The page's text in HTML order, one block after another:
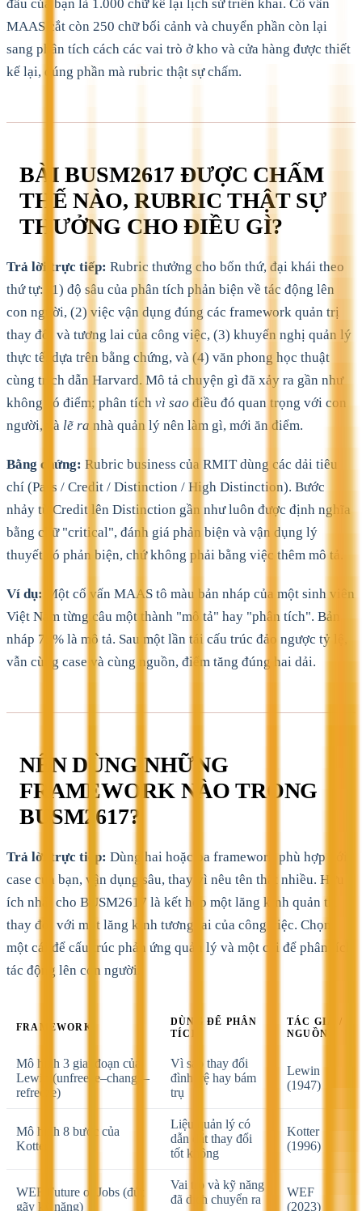
đầu của bạn là 1.000 chữ kể lại lịch sử triển khai. Cố vấn
MAAS cắt còn 250 chữ bối cảnh và chuyển phần còn lại
sang phân tích cách các vai trò ở kho và cửa hàng được thiết
kế lại, đúng phần mà rubric thật sự chấm.
BÀI BUSM2617 ĐƯỢC CHẤM
THẾ NÀO, RUBRIC THẬT SỰ
THƯỞNG CHO ĐIỀU GÌ?
Trả lời trực tiếp: Rubric thưởng cho bốn thứ, đại khái theo
thứ tự: (1) độ sâu của phân tích phản biện về tác động lên
con người, (2) việc vận dụng đúng các framework quản trị
thay đổi và tương lai của công việc, (3) khuyến nghị quản lý
thực tế, dựa trên bằng chứng, và (4) văn phong học thuật
cùng trích dẫn Harvard. Mô tả chuyện gì đã xảy ra gần như
không có điểm; phân tích vì sao điều đó quan trọng với con
người, và lẽ ra nhà quản lý nên làm gì, mới ăn điểm.
Bằng chứng: Rubric business của RMIT dùng các dải tiêu
chí (Pass / Credit / Distinction / High Distinction). Bước
nhảy từ Credit lên Distinction gần như luôn được định nghĩa
bằng chữ "critical", đánh giá phản biện và vận dụng lý
thuyết có phản biện, chứ không phải bằng việc thêm mô tả.
Ví dụ:
Một cố vấn MAAS tô màu bản nháp của một sinh viên
Việt Nam từng câu một thành "mô tả" hay "phân tích". Bản
nháp 75% là mô tả. Sau một lần tái cấu trúc đảo ngược tỷ lệ,
vẫn cùng case và cùng nguồn, điểm tăng đúng hai dải.
NÊN DÙNG NHỮNG
FRAMEWORK NÀO TRONG
BUSM2617?
Trả lời trực tiếp: Dùng hai hoặc ba framework phù hợp với
case của bạn, vận dụng sâu, thay vì nêu tên thật nhiều. Hữu
ích nhất cho BUSM2617 là kết hợp một lăng kính quản trị
thay đổi với một lăng kính tương lai của công việc. Chọn
một cái để cấu trúc phản ứng quản lý và một cái để phân tích
tác động lên con người.
FRAMEWORK
DÙNG ĐỂ PHÂN
TÍCH
TÁC GIẢ /
NGUỒN
Mô hình 3 giai đoạn của
Lewin (unfreeze–change–
refreeze)
Vì sao thay đổi
đình trệ hay bám
trụ
Lewin
(1947)
Mô hình 8 bước của
Kotter
Liệu quản lý có
dẫn dắt thay đổi
tốt không
Kotter
(1996)
WEF Future of Jobs (đứt
gãy kỹ năng)
Vai trò và kỹ năng
đã dịch chuyển ra
WEF
(2023)